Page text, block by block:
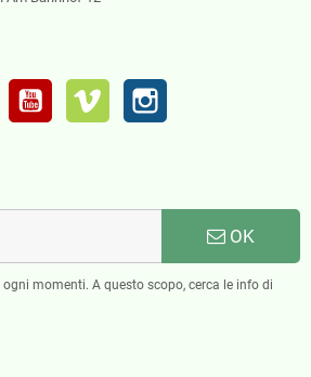
YouTube Vimeo
OK
momenti. A questo scopo, cerca le info di